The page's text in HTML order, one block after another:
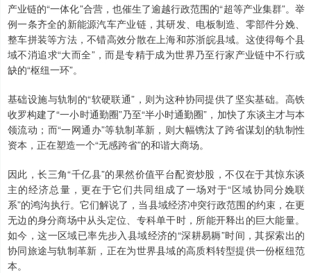
产业链的“一体化”合营，也催生了逾越行政范围的“超等产业集群”。举
例一条齐全的新能源汽车产业链，其研发、电板制造、零部件分娩、
整车拼装等方法，不错高效分散在上海和苏浙皖县域。这使得每个县
域不消追求“大而全”，而是专精于成为世界乃至行家产业链中不行或
缺的“枢纽一环”。
基础设施与轨制的“软硬联通”，则为这种协同提供了坚实基础。高铁
收罗构建了“一小时通勤圈”乃至“半小时通勤圈”，加快了东谈主才与本
领流动；而“一网通办”等轨制革新，则大幅镌汰了跨省谋划的轨制性
资本，正在塑造一个“无感跨省”的和谐大商场。
因此，长三角“千亿县”的果然价值平台配资炒股，不仅在于其惊东谈
主的经济总量，更在于它们共同组成了一场对于“区域协同分娩联
系”的鸿沟执行。它们解说了，当县域经济冲突行政范围的约束，在更
无边的身分商场中从头定位、专科单干时，所能开释出的巨大能量。
如今，这一区域已率先步入县域经济的“深耕易耨”时间，其探索出的
协同旅途与轨制革新，正在为世界县域的高质料转型提供一份枢纽范
本。